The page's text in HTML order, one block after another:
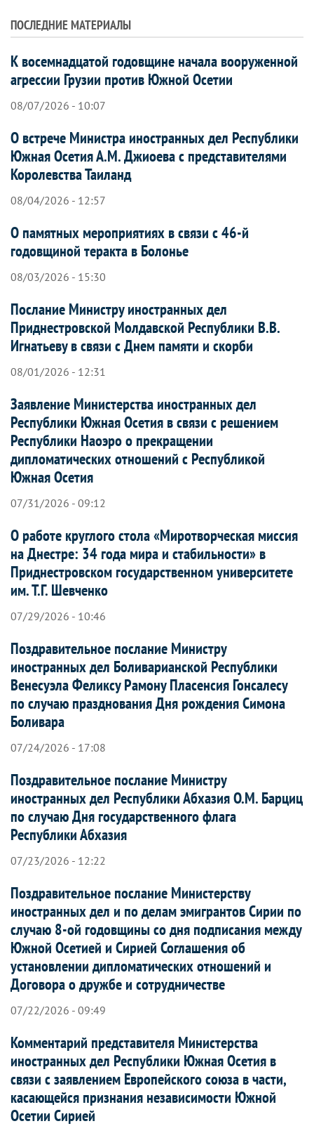
ПОСЛЕДНИЕ МАТЕРИАЛЫ
К восемнадцатой годовщине начала вооруженной
агрессии Грузии против Южной Осетии
08/07/2026 - 10:07
О встрече Министра иностранных дел Республики
Южная Осетия А.М. Джиоева с представителями
Королевства Таиланд
08/04/2026 - 12:57
О памятных мероприятиях в связи с 46-й
годовщиной теракта в Болонье
08/03/2026 - 15:30
Послание Министру иностранных дел
Приднестровской Молдавской Республики В.В.
Игнатьеву в связи с Днем памяти и скорби
08/01/2026 - 12:31
Заявление Министерства иностранных дел
Республики Южная Осетия в связи с решением
Республики Наоэро о прекращении
дипломатических отношений с Республикой
Южная Осетия
07/31/2026 - 09:12
О работе круглого стола «Миротворческая миссия
на Днестре: 34 года мира и стабильности» в
Приднестровском государственном университете
им. Т.Г. Шевченко
07/29/2026 - 10:46
Поздравительное послание Министру
иностранных дел Боливарианской Республики
Венесуэла Феликсу Рамону Пласенсия Гонсалесу
по случаю празднования Дня рождения Симона
Боливара
07/24/2026 - 17:08
Поздравительное послание Министру
иностранных дел Республики Абхазия О.М. Барциц
по случаю Дня государственного флага
Республики Абхазия
07/23/2026 - 12:22
Поздравительное послание Министерству
иностранных дел и по делам эмигрантов Сирии по
случаю 8-ой годовщины со дня подписания между
Южной Осетией и Сирией Соглашения об
установлении дипломатических отношений и
Договора о дружбе и сотрудничестве
07/22/2026 - 09:49
Комментарий представителя Министерства
иностранных дел Республики Южная Осетия в
связи с заявлением Европейского союза в части,
касающейся признания независимости Южной
Осетии Сирией